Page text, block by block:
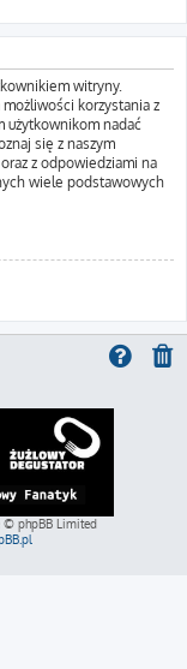
witryny.
korzystania z
użytkownikom nadać
się z naszym
z odpowiedziami na
wiele podstawowych
phpBB Limited